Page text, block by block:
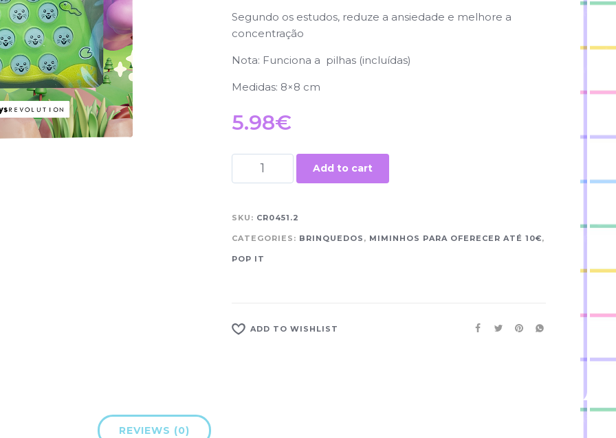
Segundo os estudos, reduze a ansiedade e melhore a
concentração
Nota: Funciona a pilhas (incluídas)
Medidas: 8×8 cm
5.98€
Add to cart
SKU: CR0451.2
CATEGORIES: BRINQUEDOS , MIMINHOS PARA OFERECER ATÉ 10€,
POP IT
ADD TO WISHLIST
REVIEWS (0)